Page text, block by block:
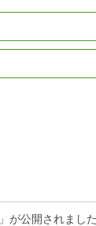
が公開されました